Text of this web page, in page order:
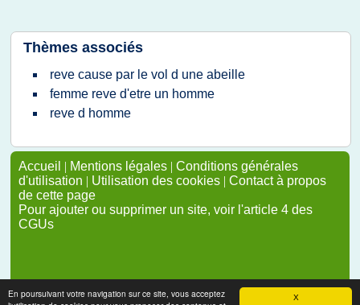
X
En poursuivant votre navigation sur ce site, vous acceptez
Thèmes associés
reve cause par le vol d une abeille
femme reve d'etre un homme
reve d homme
Accueil | Mentions légales | Conditions générales
d'utilisation | Utilisation des cookies | Contact à propos
de cette page
Pour ajouter ou supprimer un site, voir l'article 4 des
CGUs